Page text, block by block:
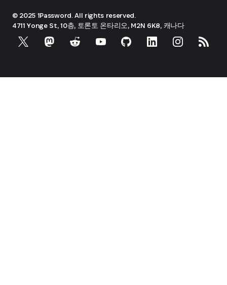
© 2025 1Password. All rights reserved.
4711 Yonge St, 10층, 토론토 온타리오, M2N 6K8, 캐나다